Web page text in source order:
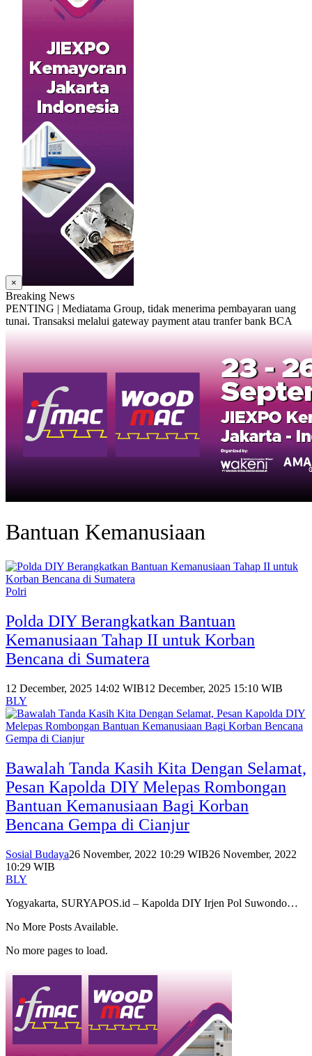
×
Breaking News
PENTING | Mediatama Group, tidak menerima pembayaran uang
tunai. Transaksi melalui gateway payment atau tranfer bank BCA
Bantuan Kemanusiaan
Polri
Polda DIY Berangkatkan Bantuan
Kemanusiaan Tahap II untuk Korban
Bencana di Sumatera
12 December, 2025 14:02 WIB12 December, 2025 15:10 WIB
BLY
Bawalah Tanda Kasih Kita Dengan Selamat,
Pesan Kapolda DIY Melepas Rombongan
Bantuan Kemanusiaan Bagi Korban
Bencana Gempa di Cianjur
Sosial Budaya26 November, 2022 10:29 WIB26 November, 2022
10:29 WIB
BLY
Yogyakarta, SURYAPOS.id – Kapolda DIY Irjen Pol Suwondo…
No More Posts Available.
No more pages to load.